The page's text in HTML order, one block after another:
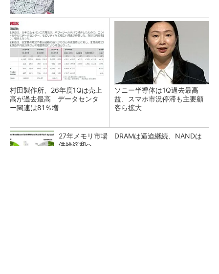
村田製作所、26年度1Qは売上
高が過去最高 データセンタ
ー関連は81％増
ソニー半導体は1Q過去最高
益、スマホ市況停滞も主要顧
客ら拡大
27年メモリ市場 DRAMは逼迫継続、NANDは
供給緩和へ